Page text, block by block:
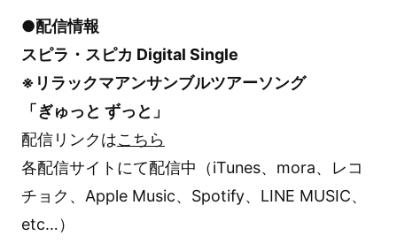
●配信情報
スピラ・スピカ Digital Single
※リラックマアンサンブルツアーソング
「ぎゅっと ずっと」
配信リンクはこちら
各配信サイトにて配信中（iTunes、mora、レコ
チョク、Apple Music、Spotify、LINE MUSIC、
etc…）